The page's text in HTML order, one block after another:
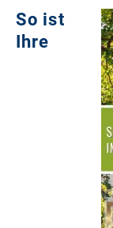
So ist
Ihre